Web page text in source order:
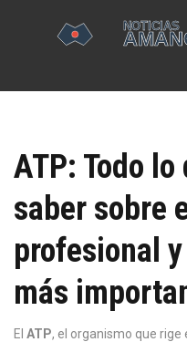
ATP: Todo
saber sobre
profesional
más
El ATP, el organismo que rige